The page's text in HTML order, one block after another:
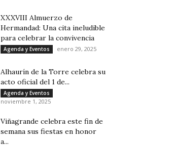
XXXVIII Almuerzo de
Hermandad: Una cita ineludible
para celebrar la convivencia
Agenda y Eventos enero 29, 2025
Alhaurín de la Torre celebra su
acto oficial del 1 de...
Agenda y Eventos
noviembre 1, 2025
Viñagrande celebra este fin de
semana sus fiestas en honor
a...